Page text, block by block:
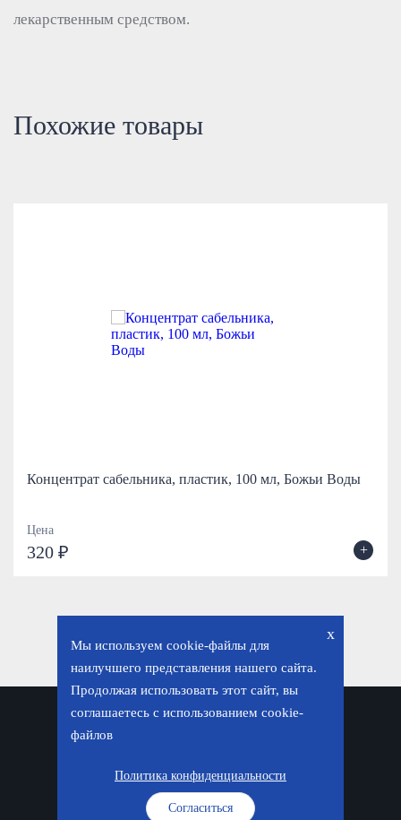
лекарственным средством.
Похожие товары
Концентрат сабельника, пластик, 100 мл, Божьи Воды
Цена
320 ₽ +
x
Мы используем cookie-файлы для
наилучшего представления нашего сайта.
Продолжая использовать этот сайт, вы
соглашаетесь с использованием cookie-
файлов
Согласиться
Политика конфиденциальности